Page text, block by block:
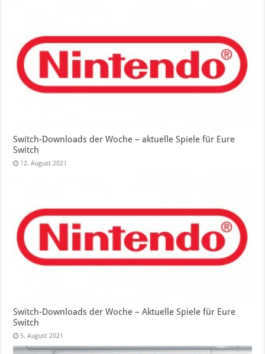
Switch-Downloads der Woche – aktuelle Spiele für Eure
Switch
12. August 2021
Switch-Downloads der Woche – Aktuelle Spiele für Eure
Switch
5. August 2021